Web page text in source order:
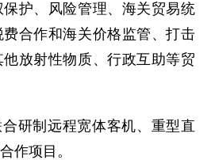
护、风险管理、海关贸易统
合作和海关价格监管、打击
放射性物质、行政互助等贸
研制远程宽体客机、重型直
作项目。